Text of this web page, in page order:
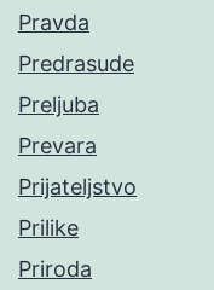
Pravda
Predrasude
Preljuba
Prevara
Prijateljstvo
Prilike
Priroda